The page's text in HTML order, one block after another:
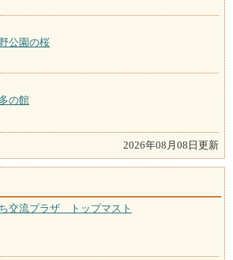
公園の桜
の館
2026年08月08日更新
交流プラザ トップマスト